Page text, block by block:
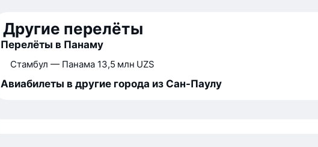
Другие перелёты
Перелёты в Панаму
Стамбул — Панама 13,5 млн UZS
Авиабилеты в другие города из Сан-Паулу